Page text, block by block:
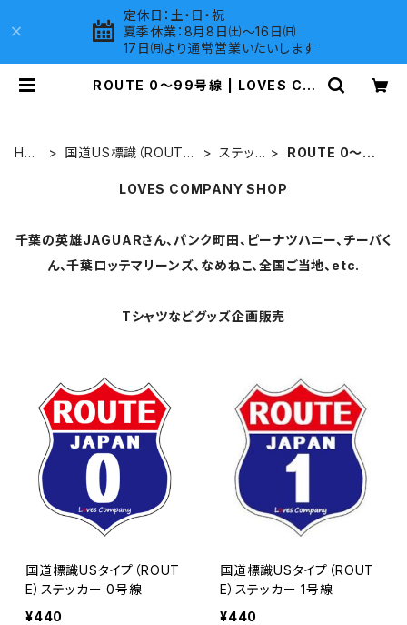
定休日：土・日・祝
夏季休業：8月8日㈯～16日㈰
17日㈪より通常営業いたいします
ROUTE 0～99号線 | LOVES CO
HO
国道US標識（ROUT
ステッ
ROUTE 0～99
LOVES COMPANY SHOP
千葉の英雄JAGUARさん、パンク町田、ピーナツハニー、チーバく
ん、千葉ロッテマリーンズ、なめねこ、全国ご当地、etc.
Tシャツなどグッズ企画販売
国道標識USタイプ（ROUT
E）ステッカー 0号線
¥440
国道標識USタイプ（ROUT
E）ステッカー 1号線
¥440